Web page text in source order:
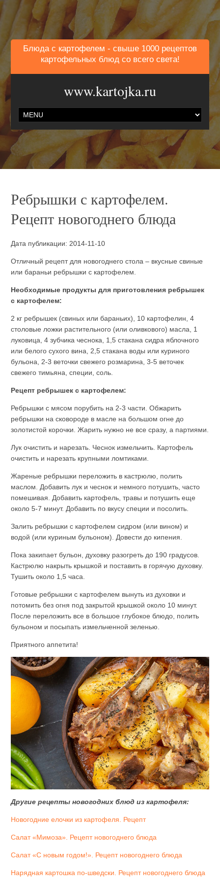
Блюда с картофелем - свыше 1000 рецептов
картофельных блюд со всего света!
www.kartojka.ru
Ребрышки с картофелем.
Рецепт новогоднего блюда
Дата публикации: 2014-11-10
Отличный рецепт для новогоднего стола – вкусные свиные
или бараньи ребрышки с картофелем.
Необходимые продукты для приготовления ребрышек
с картофелем:
2 кг ребрышек (свиных или бараньих), 10 картофелин, 4
столовые ложки растительного (или оливкового) масла, 1
луковица, 4 зубчика чеснока, 1,5 стакана сидра яблочного
или белого сухого вина, 2,5 стакана воды или куриного
бульона, 2-3 веточки свежего розмарина, 3-5 веточек
свежего тимьяна, специи, соль.
Рецепт ребрышек с картофелем:
Ребрышки с мясом порубить на 2-3 части. Обжарить
ребрышки на сковороде в масле на большом огне до
золотистой корочки. Жарить нужно не все сразу, а партиями.
Лук очистить и нарезать. Чеснок измельчить. Картофель
очистить и нарезать крупными ломтиками.
Жареные ребрышки переложить в кастрюлю, полить
маслом. Добавить лук и чеснок и немного потушить, часто
помешивая. Добавить картофель, травы и потушить еще
около 5-7 минут. Добавить по вкусу специи и посолить.
Залить ребрышки с картофелем сидром (или вином) и
водой (или куриным бульоном). Довести до кипения.
Пока закипает бульон, духовку разогреть до 190 градусов.
Кастрюлю накрыть крышкой и поставить в горячую духовку.
Тушить около 1,5 часа.
Готовые ребрышки с картофелем вынуть из духовки и
потомить без огня под закрытой крышкой около 10 минут.
После переложить все в большое глубокое блюдо, полить
бульоном и посыпать измельченной зеленью.
Приятного аппетита!
Другие рецепты новогодних блюд из картофеля:
Новогодние елочки из картофеля. Рецепт
Салат «Мимоза». Рецепт новогоднего блюда
Салат «С новым годом!». Рецепт новогоднего блюда
Нарядная картошка по-шведски. Рецепт новогоднего блюда